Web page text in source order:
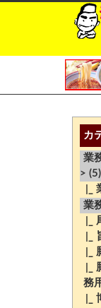
カ
業
> (5)
|_
業
|_
|_
|_
|_
務
|_